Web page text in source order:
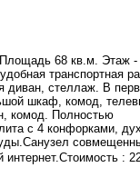
68 кв.м. Этаж
транспортная
диван, стеллаж. В
шкаф, комод,
комод. Полностью
с 4 конфорками,
: